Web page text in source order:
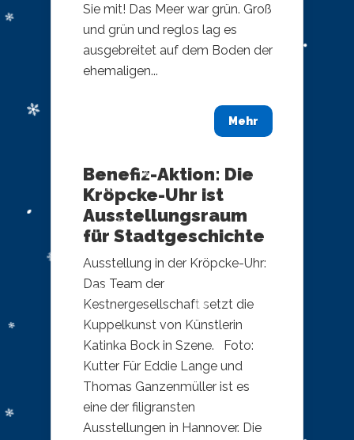
Sie mit! Das Meer war grün. Groß
und grün und reglos lag es
ausgebreitet auf dem Boden der
ehemaligen...
Mehr
Benefiz-Aktion: Die
Kröpcke-Uhr ist
Ausstellungsraum
für Stadtgeschichte
Ausstellung in der Kröpcke-Uhr:
Das Team der
Kestnergesellschaft setzt die
Kuppelkunst von Künstlerin
Katinka Bock in Szene. Foto:
Kutter Für Eddie Lange und
Thomas Ganzenmüller ist es
eine der filigransten
Ausstellungen in Hannover. Die